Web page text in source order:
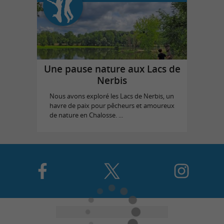
Une pause nature aux Lacs de
Nerbis
Nous avons exploré les Lacs de Nerbis, un
havre de paix pour pêcheurs et amoureux
de nature en Chalosse. ...